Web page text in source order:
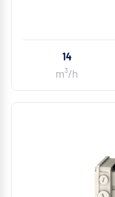
14
m³/h